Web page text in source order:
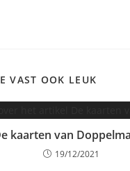
VAST OOK LEUK
kaarten van
19/12/2021